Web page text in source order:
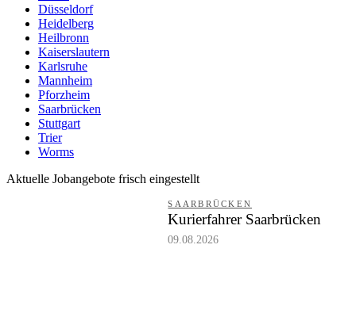
Düsseldorf
Heidelberg
Heilbronn
Kaiserslautern
Karlsruhe
Mannheim
Pforzheim
Saarbrücken
Stuttgart
Trier
Worms
Aktuelle Jobangebote frisch eingestellt
SAARBRÜCKEN
Kurierfahrer Saarbrücken
09.08.2026